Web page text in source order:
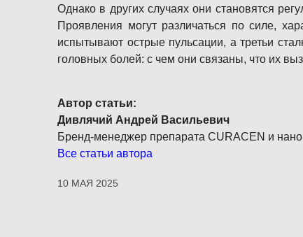
Однако в других случаях они становятся
Проявления могут различаться по силе,
испытывают острые пульсации, а третьи
головных болей: с чем они связаны, что их
Автор статьи:
Дивлячий Андрей Васильевич
Бренд-менеджер препарата CURACEN и
Все статьи автора
10 МАЯ 2025